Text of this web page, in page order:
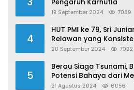
19 September 2024 7089
4
HUT PMI ke 79, Sri
Relawan yang
20 September 2024 7022
5
Berau Siaga Tsunami,
Potensi Bahaya dari
Sulawesi
21 Agustus 2024 6056